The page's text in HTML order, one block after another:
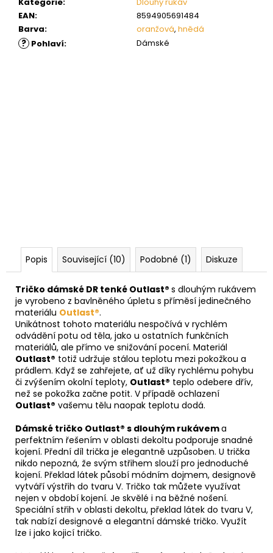
EAN:
8594905691484
Barva: oranžová, hnědá
? Pohlaví: Dámské
Popis Související (10) Podobné (1) Diskuze
Tričko dámské DR tenké Outlast® s dlouhým rukávem
je vyrobeno z bavlněného úpletu s příměsí jedinečného
materiálu Outlast®.
Unikátnost tohoto materiálu nespočívá v rychlém
odvádění potu od těla, jako u ostatních funkčních
materiálů, ale přímo ve snižování pocení. Materiál
Outlast® totiž udržuje stálou teplotu mezi pokožkou a
prádlem. Když se zahřejete, ať už díky rychlému pohybu
či zvýšením okolní teploty, Outlast® teplo odebere dřív,
než se pokožka začne potit. V případě ochlazení
Outlast® vašemu tělu naopak teplotu dodá.
Dámské tričko Outlast® s dlouhým rukávema
perfektním řešením v oblasti dekoltu podporuje snadné
kojení. Přední díl trička je elegantně uzpůsoben. U trička
nikdo nepozná, že svým střihem slouží pro jednoduché
kojení. Překlad látek působí módním dojmem, designově
vytváří výstřih do tvaru V. Tričko tak můžete využívat
nejen v období kojení. Je skvělé i na běžné nošení.
Speciální střih v oblasti dekoltu, překlad látek do tvaru V,
tak nabízí designové a elegantní dámské tričko. Využít
lze i jako kojicí tričko.